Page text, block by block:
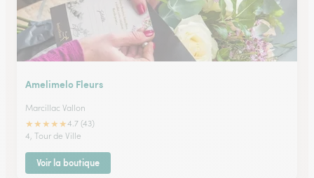
Amelimelo Fleurs
Marcillac Vallon
★★★★★4.7 (43)
4, Tour de Ville
Voir la boutique